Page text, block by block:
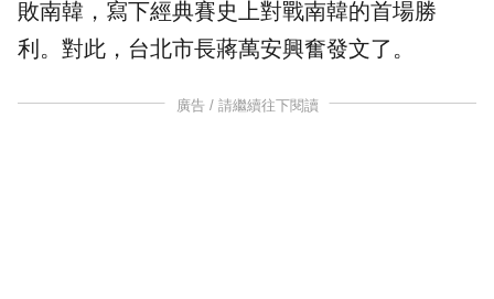
敗南韓 ，寫下經典賽史上對戰南韓的首場勝
利。對此，台北市長蔣萬安興奮發文了。
廣告 / 請繼續往下閱讀